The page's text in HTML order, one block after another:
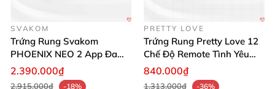
SVAKOM
Trứng Rung Svakom
PHOENIX NEO 2 App Đa
Chức Năng Hấp Dẫn
2.390.000₫
2.915.000₫
-18%
PRETTY LOVE
Trứng Rung Pretty Love 12
Chế Độ Remote Tình Yêu
Kích Thích
840.000₫
1.313.000₫
-36%